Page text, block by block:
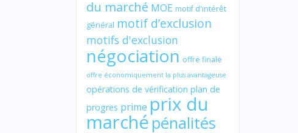
du marché MOE motif d'intérêt
général motif d’exclusion
motifs d'exclusion
négociation offre finale
offre économiquement la plus avantageuse
opérations de vérification plan de
progres prime prix du
marché pénalités